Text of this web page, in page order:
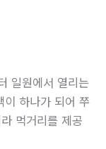
일원에서 열리는
이 하나가 되어 쭈
먹거리를 제공